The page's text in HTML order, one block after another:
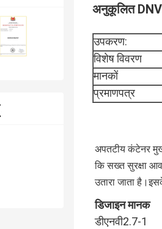
अनुकूलित
उपकरण:
विशेष विवरण
मानकों
प्रमाणपत्र
अपतटीय कंटेनर
कि सख्त सुरक्षा
उतारा जाता
डिजाइन मानक
डीएनवी2.7-1